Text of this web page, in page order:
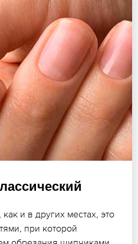
и в других местах, это
при которой